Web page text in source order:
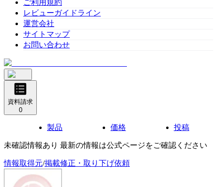
ご利用規約
レビューガイドライン
運営会社
サイトマップ
お問い合わせ
資料請求
0
製品 価格 投稿
未確認情報あり 最新の情報は公式ページをご確認ください
情報取得元/掲載修正・取り下げ依頼